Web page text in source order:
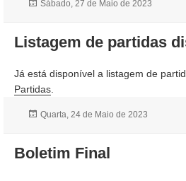
Publicado
Sábado, 27 de Maio de 2023
Listagem de partidas
Já está disponível a listagem de
Partidas
Publicado
Quarta, 24 de Maio de 2023
Boletim Final